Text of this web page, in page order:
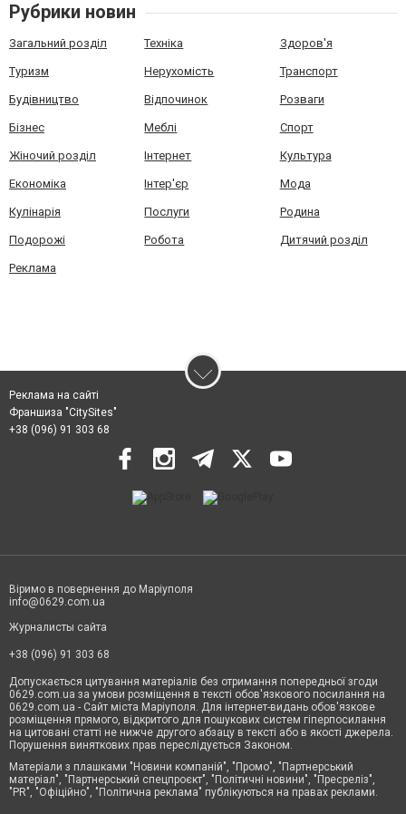
Рубрики новин
Загальний розділ Техніка Здоров'я
Туризм Нерухомість Транспорт
Будівництво Відпочинок Розваги
Бізнес Меблі Спорт
Жіночий розділ Інтернет Культура
Економіка Інтер'єр Мода
Кулінарія Послуги Родина
Подорожі Робота Дитячий розділ
Реклама
Реклама на сайті
Франшиза "CitySites"
+38 (096) 91 303 68
Віримо в повернення до Маріуполя
info@0629.com.ua
Журналисты сайта
+38 (096) 91 303 68
Допускається цитування матеріалів без отримання попередньої згоди
0629.com.ua за умови розміщення в тексті обов'язкового посилання на
0629.com.ua - Сайт міста Маріуполя. Для інтернет-видань обов'язкове
розміщення прямого, відкритого для пошукових систем гіперпосилання
на цитовані статті не нижче другого абзацу в тексті або в якості джерела.
Порушення виняткових прав переслідується Законом.
Матеріали з плашками "Новини компаній", "Промо", "Партнерський
матеріал", "Партнерський спецпроєкт", "Політичні новини", "Пресреліз",
"PR", "Офіційно", "Політична реклама" публікуються на правах реклами.